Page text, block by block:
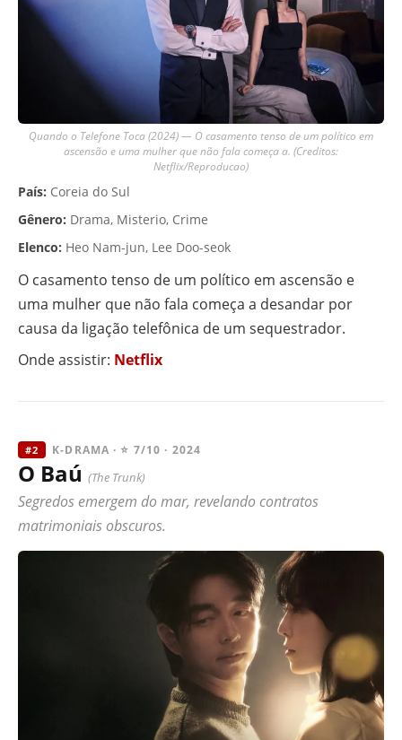
Quando o Telefone Toca (2024) — O casamento tenso de um político em
ascensão e uma mulher que não fala começa a. (Creditos:
Netflix/Reproducao)
País: Coreia do Sul
Gênero: Drama, Misterio, Crime
Elenco: Heo Nam-jun, Lee Doo-seok
O casamento tenso de um político em ascensão e
uma mulher que não fala começa a desandar por
causa da ligação telefônica de um sequestrador.
Onde assistir: Netflix
#2 K-DRAMA · ⭐ 7/10 · 2024
O Baú (The Trunk)
Segredos emergem do mar, revelando contratos
matrimoniais obscuros.